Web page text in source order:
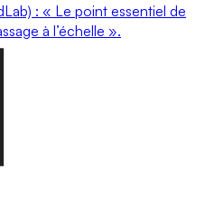
: « Le point essentiel de
à l’échelle ».